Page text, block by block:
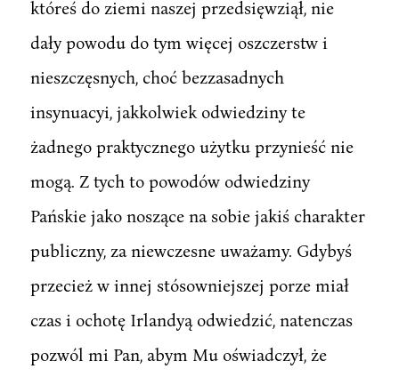
któreś do ziemi naszej przedsięwziął, nie
dały powodu do tym więcej oszczerstw i
nieszczęsnych, choć bezzasadnych
insynuacyi, jakkolwiek odwiedziny te
żadnego praktycznego użytku przynieść nie
mogą. Z tych to powodów odwiedziny
Pańskie jako noszące na sobie jakiś charakter
publiczny, za niewczesne uważamy. Gdybyś
przecież w innej stósowniejszej porze miał
czas i ochotę Irlandyą odwiedzić, natenczas
pozwól mi Pan, abym Mu oświadczył, że